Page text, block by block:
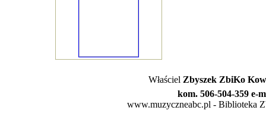
Właściel Zbyszek ZbiKo
kom. 506-504-359 e-
www.muzyczneabc.pl - Biblioteka